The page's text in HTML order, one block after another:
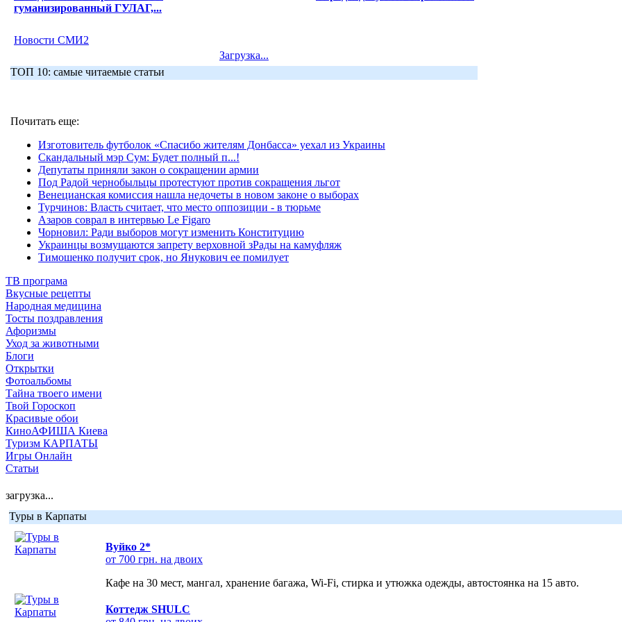
гуманизированный ГУЛАГ,...
Новости СМИ2
Загрузка...
ТОП 10: самые читаемые статьи
Почитать еще:
Изготовитель футболок «Спасибо жителям Донбасса» уехал из Украины
Скандальный мэр Сум: Будет полный п...!
Депутаты приняли закон о сокращении армии
Под Радой чернобыльцы протестуют против сокращения льгот
Венецианская комиссия нашла недочеты в новом законе о выборах
Турчинов: Власть считает, что место оппозиции - в тюрьме
Азаров соврал в интервью Le Figaro
Чорновил: Ради выборов могут изменить Конституцию
Украинцы возмущаются запрету верховной зРады на камуфляж
Тимошенко получит срок, но Янукович ее помилует
ТВ програма
Вкусные рецепты
Народная медицина
Тосты поздравления
Афоризмы
Уход за животными
Блоги
Открытки
Фотоальбомы
Тайна твоего имени
Твой Гороскоп
Красивые обои
КиноАФИША Киева
Туризм КАРПАТЫ
Игры Онлайн
Статьи
загрузка...
Туры в Карпаты
Вуйко 2*
от 700 грн. на двоих
Кафе на 30 мест, мангал, хранение багажа, Wi-Fi, стирка и утюжка одежды, автостоянка на 15 авто.
Коттедж SHULC